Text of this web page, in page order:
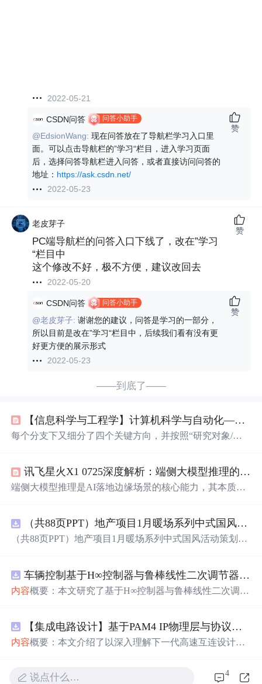
2022-05-21
CSDN问答 问答小助手
@EdsionWang:现在问答放在了导航栏学习入口里
面。可以点击导航栏的”学习“栏目，进入学习页面
后，选择问答导航栏进入问答，或者直接访问问答的
地址： https://ask.csdn.net/
2022-05-23
赞
老皮芽子
PC端导航栏的问答入口下线了，改在”学习
“栏目中
这个修改不好，极不方便，建议改回去
2022-05-20
赞
CSDN问答 问答小助手
@老皮芽子:谢谢您的建议，问答是学习的一部分，
所以目前是改在”学习“栏目中，后续我们看有没有更
好更方便的展示形式
2022-05-23
赞
——到底了——
【信息科学与工程学】计算机科学与自动化——第六十三篇 人机交互之前端交互参数知识库02
每个分支下又细分了四个关键方向，并按照“研究对象/焦
最终整合时，应建立唯一的学科分类编码表（例如，用两
位数字或“ART”、“MED”、“ECO”等字母前缀），并确保
整。控制过程（前馈、同期、反馈 ）、全面质量管理（TQ
M）、平衡计分卡（BSC）定量（调查、实验）、定性
（访谈、民族志）、混合方法、大数据。
讯飞星火X1 0725深度解析：端侧大模型推理的软硬协同范式
端侧大模型推理是AI落地边缘场景的核心能力，其本质是
迟与量化精度损失，而突破路径正从纯软件优化转向‘模
型-芯片-固件’强耦合的软硬协同设计。讯飞星火X1 0725正
首token延迟并提升长上下文稳定性。该方案已在教育语音
转写、工业方言故障诊断、政务离线政策推理等真实B端
场景中验证
（共88页PPT）地产项目1月暖场系列中式国风活动策划方案.pptx
（共88页PPT）地产项目1月暖场系列中式国风活动策划方
车辆控制基于H∞控制器与鲁棒线性二次调节器RLQR的铰接式重型车辆的稳健路径跟踪控制研究（Matlab代码实现）
内容概要：本文研究了基于H∞控制器与鲁棒线性二次调节
工况下路径跟踪精度低、稳定性差的问题，提出结合H∞控
制与RLQR的复合控制策略，以提升系统对参数不确定
分析其控制性能，结果表明该方法能有效提高路径跟踪精
【集成电路设计】基于PAM4 IP物理层与协议兼容性验证：5nm工艺下高速互连系统电气合规测试平台
内容概要：本文介绍了以深入理解下一代高速互连设计的
说点什么… 4